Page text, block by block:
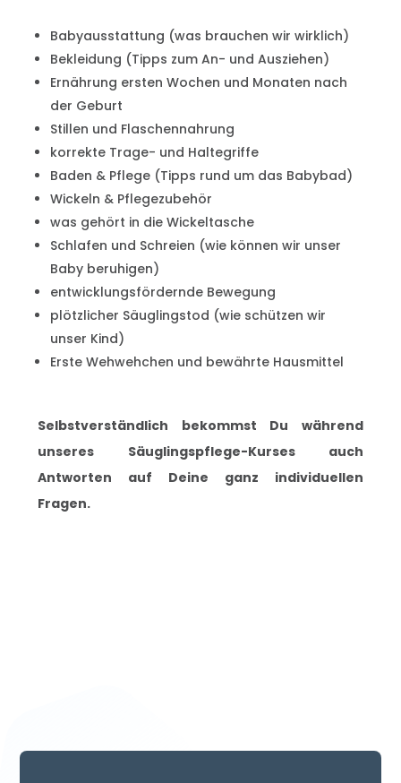
Babyausstattung (was brauchen wir wirklich)
Bekleidung (Tipps zum An- und Ausziehen)
Ernährung ersten Wochen und Monaten nach
der Geburt
Stillen und Flaschennahrung
korrekte Trage- und Haltegriffe
Baden & Pflege (Tipps rund um das Babybad)
Wickeln & Pflegezubehör
was gehört in die Wickeltasche
Schlafen und Schreien (wie können wir unser
Baby beruhigen)
entwicklungsfördernde Bewegung
plötzlicher Säuglingstod (wie schützen wir
unser Kind)
Erste Wehwehchen und bewährte Hausmittel
Selbstverständlich bekommst Du während
unseres Säuglingspflege-Kurses auch
Antworten auf Deine ganz individuellen
Fragen.